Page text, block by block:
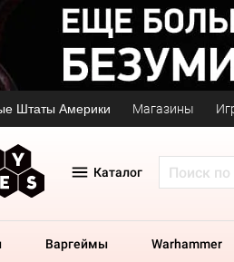
Штаты Америки Магазины
Каталог
Варгеймы Warhammer